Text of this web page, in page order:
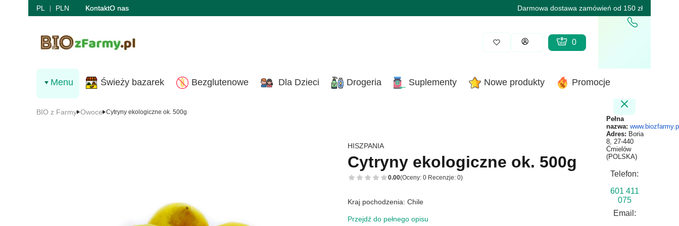
PL PLN KontaktO nas Darmowa dostawa zamówień od 150 zł
Zaloguj się
Produkty w koszyku: 0. Zobacz
Koszyk
Pełna
nazwa:
Adres: Boria
8, 27-440
Ćmielów
(POLSKA)
Telefon:
601 411
075
Email:
Menu Świeży bazarek Bezglutenowe Dla Dzieci Drogeria Suplementy Nowe produkty Promocje
BIO z Farmy Owoce Cytryny ekologiczne ok. 500g
HISZPANIA
Cytryny ekologiczne ok. 500g
0.00(Oceny: 0 Recenzje: 0)
Kraj pochodzenia: Chile
Przejdź do pełnego opisu